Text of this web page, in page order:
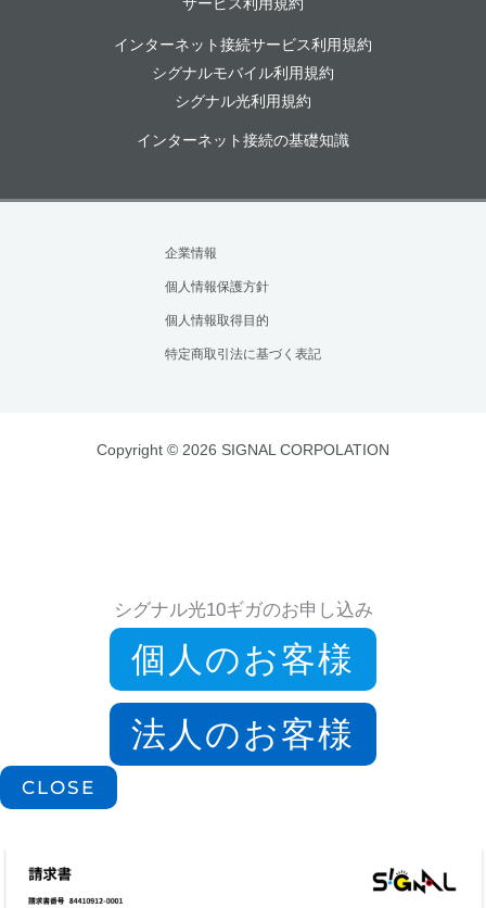
インターネット接続サービス利用規約
シグナルモバイル利用規約
シグナル光利用規約
インターネット接続の基礎知識
企業情報
個人情報保護方針
個人情報取得目的
特定商取引法に基づく表記
Copyright © 2026 SIGNAL CORPOLATION
シグナル光10ギガのお申し込み
個人のお客様
法人のお客様
CLOSE